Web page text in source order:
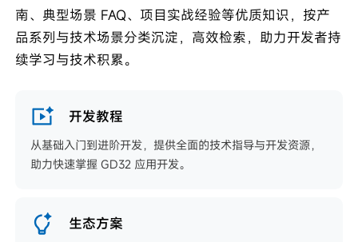
南、典型场景 FAQ、项目实战经验等优质知识，按产
品系列与技术场景分类沉淀，高效检索，助力开发者持
续学习与技术积累。
开发教程
从基础入门到进阶开发，提供全面的技术指导与开发资源，
助力快速掌握 GD32 应用开发。
生态方案